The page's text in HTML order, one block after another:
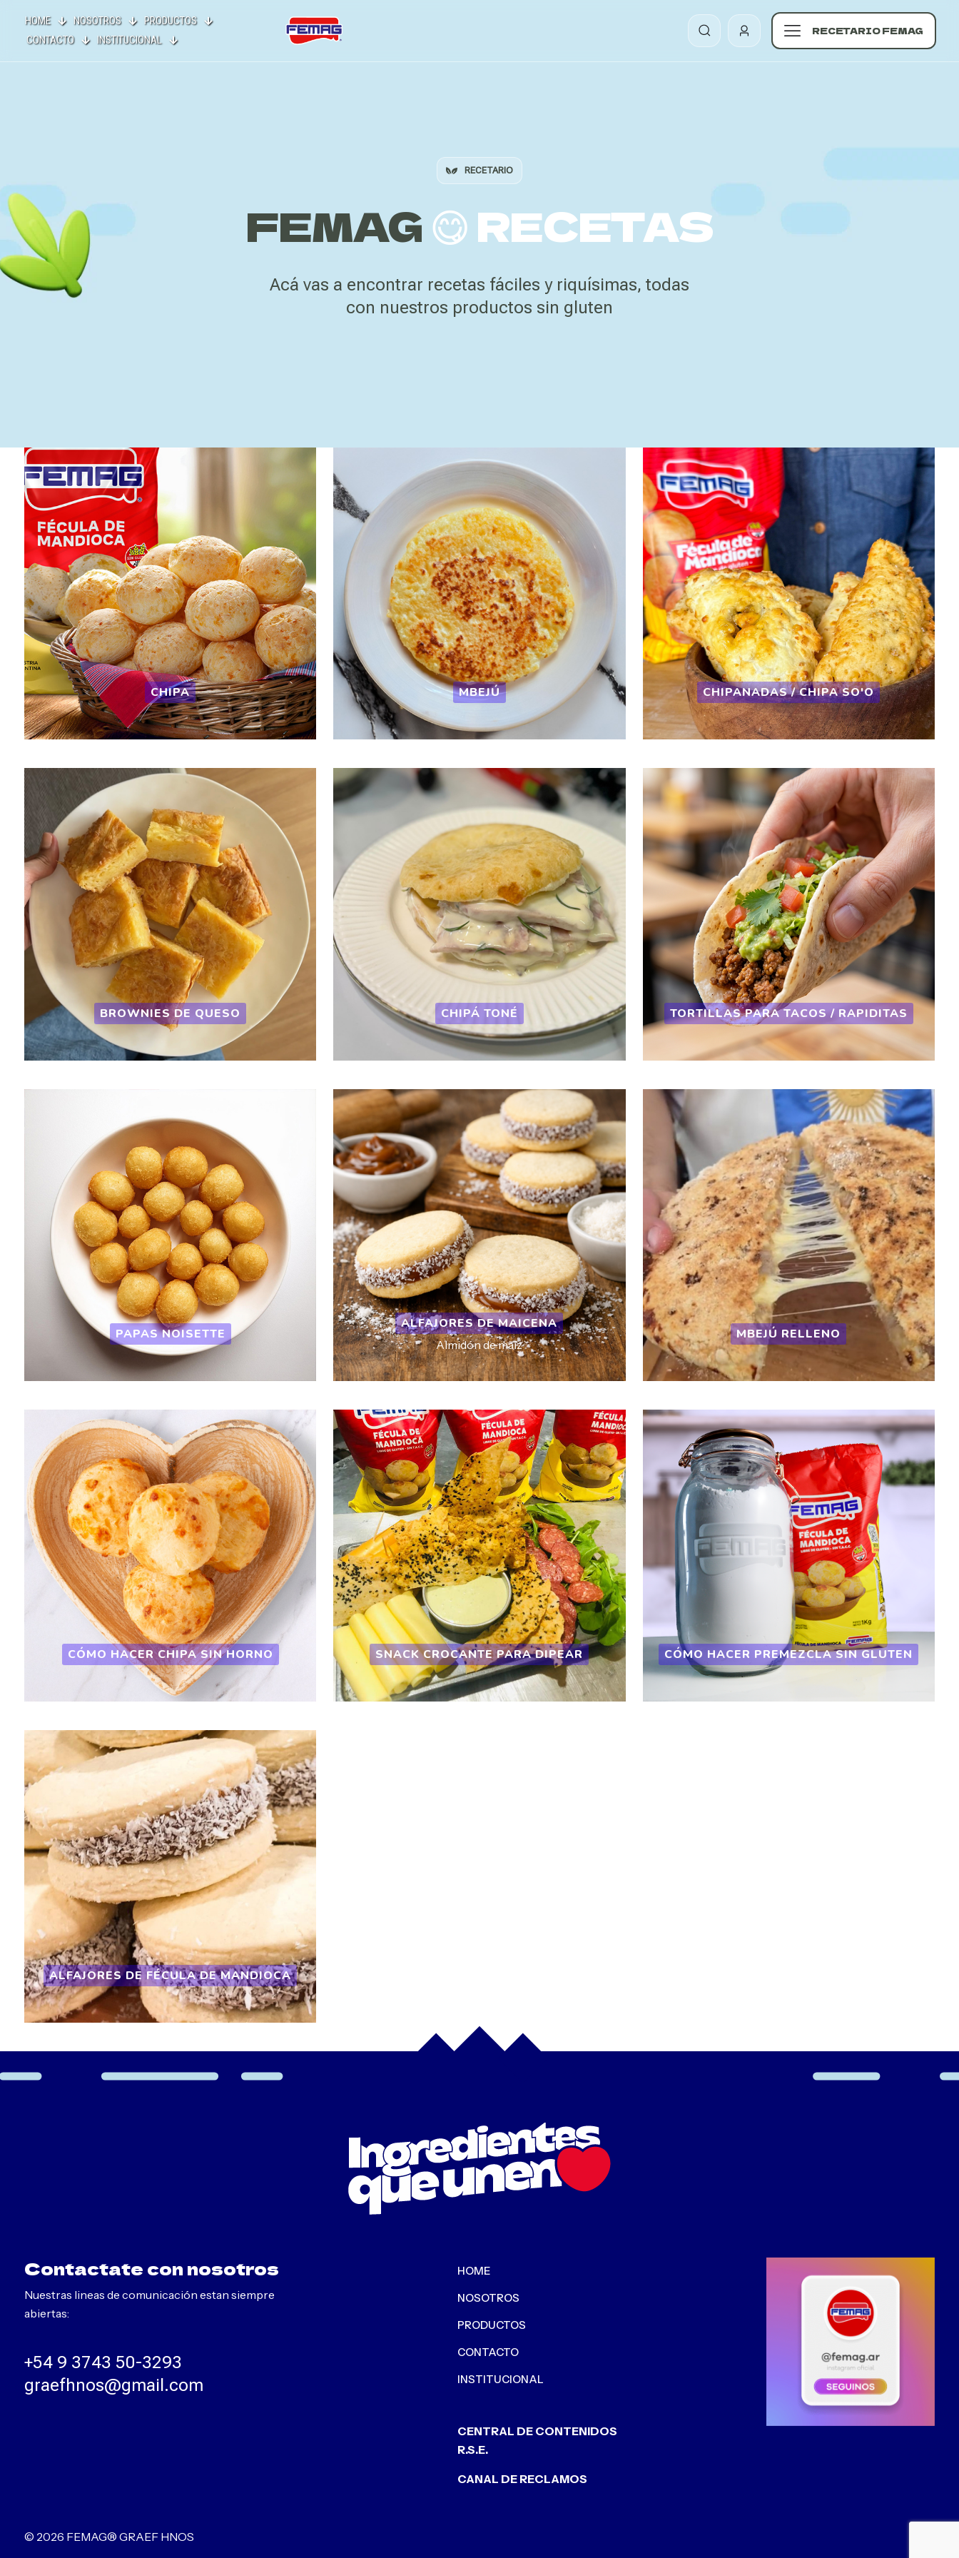
HOME NOSOTROS
PRODUCTOS
CONTACTO
INSTITUCIONAL
RECETARIO FEMAG
RECETARIO
FEMAG 😋 RECETAS
Acá vas a encontrar recetas fáciles y riquísimas, todas
con nuestros productos sin gluten
CHIPA MBEJÚ CHIPANADAS / CHIPA SO'O
BROWNIES DE QUESO CHIPÁ TONÉ TORTILLAS PARA TACOS / RAPIDITAS
PAPAS NOISETTE
ALFAJORES DE MAICENA
Almidón de maíz
MBEJÚ RELLENO
CÓMO HACER CHIPA SIN HORNO SNACK CROCANTE PARA DIPEAR CÓMO HACER PREMEZCLA SIN GLUTEN
ALFAJORES DE FÉCULA DE MANDIOCA
Contactate con nosotros
Nuestras lineas de comunicación estan siempre
abiertas:
+54 9 3743 50-3293
graefhnos@gmail.com
HOME
NOSOTROS
PRODUCTOS
CONTACTO
INSTITUCIONAL
CENTRAL DE CONTENIDOS
R.S.E.
CANAL DE RECLAMOS
© 2026 FEMAG® GRAEF HNOS